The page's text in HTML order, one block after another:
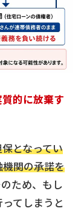
的に放棄す
となってい
関の承諾を
ため、もし
てしまうと